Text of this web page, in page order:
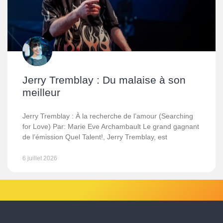
Jerry Tremblay : Du malaise à son
meilleur
Jerry Tremblay : À la recherche de l’amour (Searching
for Love) Par: Marie Eve Archambault Le grand gagnant
de l’émission Quel Talent!, Jerry Tremblay, est
6 juillet 2026